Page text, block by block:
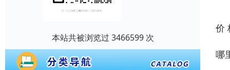
本站共被浏览过 3466599 次
价
哪